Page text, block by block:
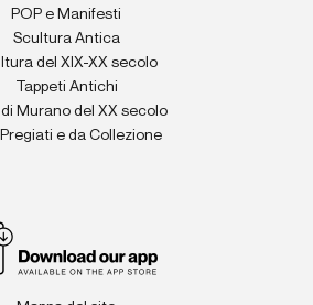
POP e Manifesti
Scultura Antica
del XIX-XX secolo
Tappeti Antichi
Murano del XX secolo
e da Collezione